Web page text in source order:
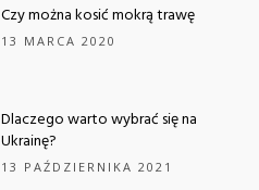
Czy można kosić mokrą trawę
13 MARCA 2020
Dlaczego warto wybrać się na
Ukrainę?
13 PAŹDZIERNIKA 2021